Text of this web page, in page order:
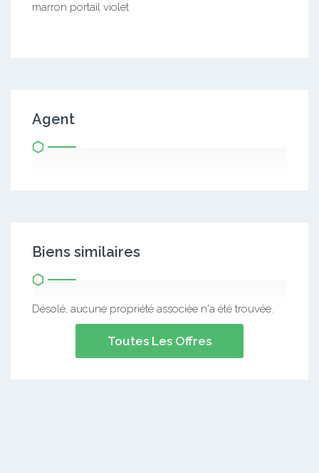
marron portail violet
Agent
Biens similaires
Désolé, aucune propriété associée n'a été trouvée.
Toutes Les Offres